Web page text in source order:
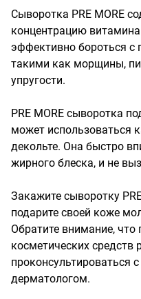
Сыворотка PRE MORE
концентрацию
эффективно бороться с
такими как морщины,
упругости.
PRE MORE сыворотка
может использоваться
декольте. Она быстро
жирного блеска, и не
Закажите сыворотку
подарите своей коже
Обратите внимание,
косметических средств
проконсультироваться
дерматологом.